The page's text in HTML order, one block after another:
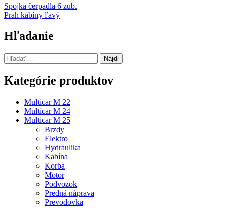
Navigácia
v
článku
Spojka čerpadla 6 zub.
Prah kabíny ľavý
Hľadanie
Hľadať:
Kategórie produktov
Multicar M 22
Multicar M 24
Multicar M 25
Brzdy
Elektro
Hydraulika
Kabína
Korba
Motor
Podvozok
Predná náprava
Prevodovka